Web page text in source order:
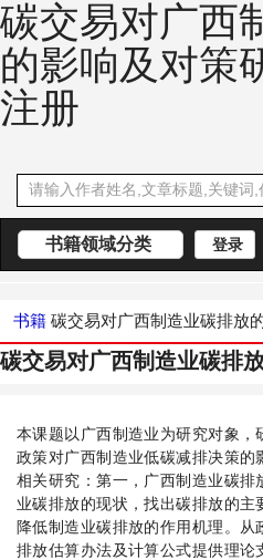
碳交易对广西
的影响及对策
注册
书籍领域分类 登录
书籍 碳交易对广西制造业碳排放
碳交易对广西制造业碳排
本课题以广西制造业为研究对象，
政策对广西制造业低碳减排决策
相关研究：第一，广西制造业碳排
业碳排放的现状，找出碳排放的
降低制造业碳排放的作用机理。
排放估算办法及计算公式提供理论